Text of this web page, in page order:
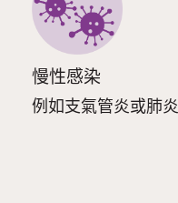
慢性感染
例如支氣管炎或肺炎